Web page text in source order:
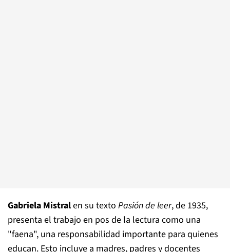
Gabriela Mistralen su texto Pasión de leer, de 1935,
presenta el trabajo en pos de la lectura como una
"faena", una responsabilidad importante para quienes
educan. Esto incluye a madres, padres y docentes